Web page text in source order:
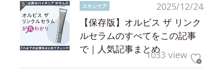
2025/12/24
スキンケア
【保存版】オルビス ザ リンク
ルセラムのすべてをこの記事
で｜人気記事まとめ1033 view